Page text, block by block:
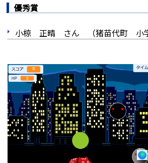
優秀賞
小椋 正晴 さん （猪苗代町 小学